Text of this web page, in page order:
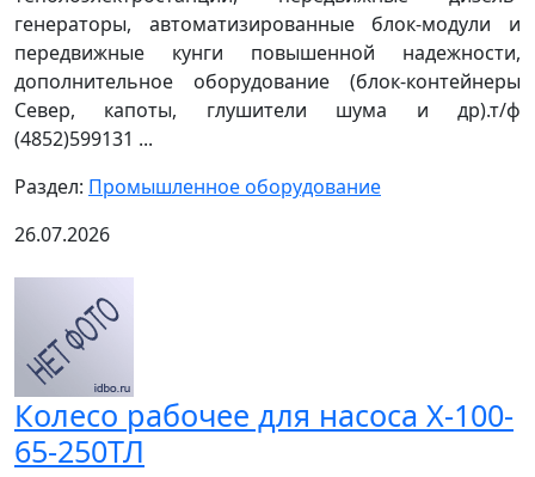
генераторы, автоматизированные блок-модули и
передвижные кунги повышенной надежности,
дополнительное оборудование (блок-контейнеры
Север, капоты, глушители шума и др).т/ф
(4852)599131 ...
Раздел: Промышленное оборудование
26.07.2026
Колесо рабочее для насоса Х-100-
65-250ТЛ